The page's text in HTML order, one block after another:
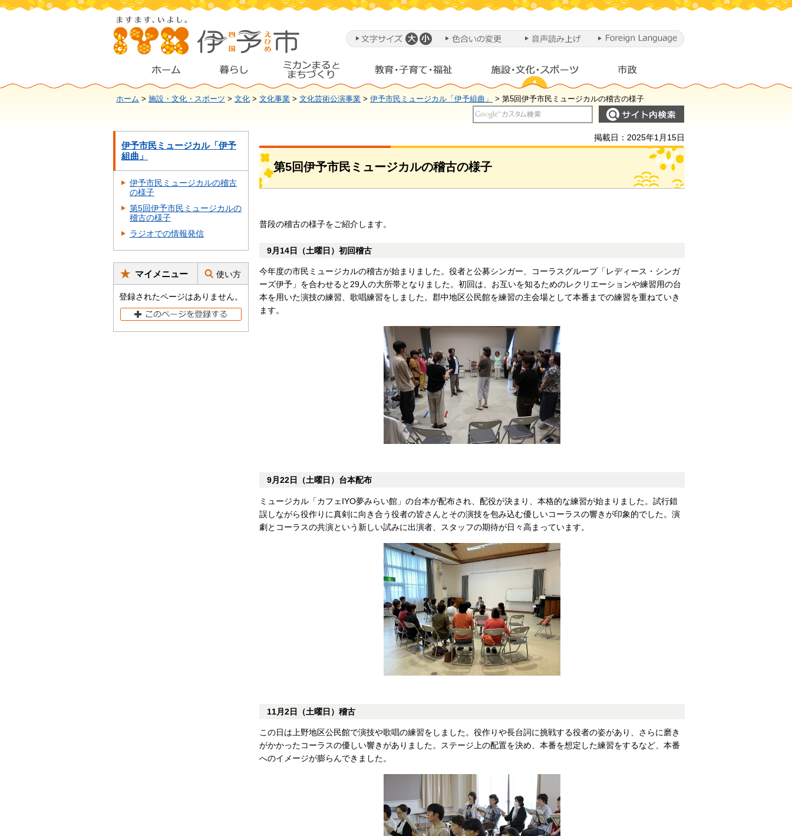
ホーム > 施設・文化・スポーツ > 文化 > 文化事業 > 文化芸術公演事業 > 伊予市民ミュージカル「伊予組曲」 > 第5回伊予市民ミュージカルの稽古の様子
伊予市民ミュージカル「伊予
組曲」
伊予市民ミュージカルの稽古
の様子
第5回伊予市民ミュージカルの
稽古の様子
ラジオでの情報発信
マイメニュー 使い方
登録されたページはありません。
掲載日：2025年1月15日
第5回伊予市民ミュージカルの稽古の様子
普段の稽古の様子をご紹介します。
9月14日（土曜日）初回稽古
今年度の市民ミュージカルの稽古が始まりました。役者と公募シンガー、コーラスグループ「レディース・シンガ
ーズ伊予」を合わせると29人の大所帯となりました。初回は、お互いを知るためのレクリエーションや練習用の台
本を用いた演技の練習、歌唱練習をしました。郡中地区公民館を練習の主会場として本番までの練習を重ねていき
ます。
9月22日（土曜日）台本配布
ミュージカル「カフェIYO夢みらい館」の台本が配布され、配役が決まり、本格的な練習が始まりました。試行錯
誤しながら役作りに真剣に向き合う役者の皆さんとその演技を包み込む優しいコーラスの響きが印象的でした。演
劇とコーラスの共演という新しい試みに出演者、スタッフの期待が日々高まっています。
11月2日（土曜日）稽古
この日は上野地区公民館で演技や歌唱の練習をしました。役作りや長台詞に挑戦する役者の姿があり、さらに磨き
がかかったコーラスの優しい響きがありました。ステージ上の配置を決め、本番を想定した練習をするなど、本番
へのイメージが膨らんできました。